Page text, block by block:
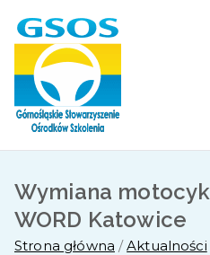
Wymiana
WORD Katowice
Strona główna
Aktualności